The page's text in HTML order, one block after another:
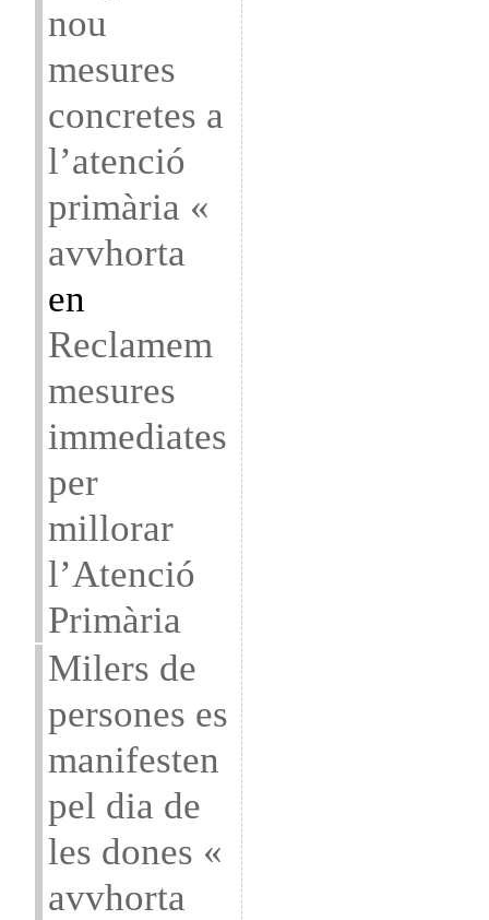
nou
mesures
concretes a
l’atenció
primària «
avvhorta
en
Reclamem
mesures
immediates
per
millorar
l’Atenció
Primària
Milers de
persones es
manifesten
pel dia de
les dones «
avvhorta